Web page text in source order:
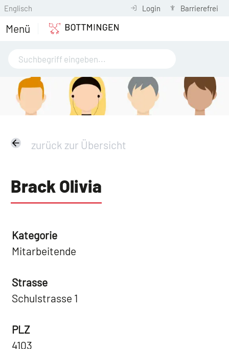
Englisch Login Barrierefrei
Menü
zurück zur Übersicht
Brack Olivia
Kategorie
Mitarbeitende
Strasse
Schulstrasse 1
PLZ
4103